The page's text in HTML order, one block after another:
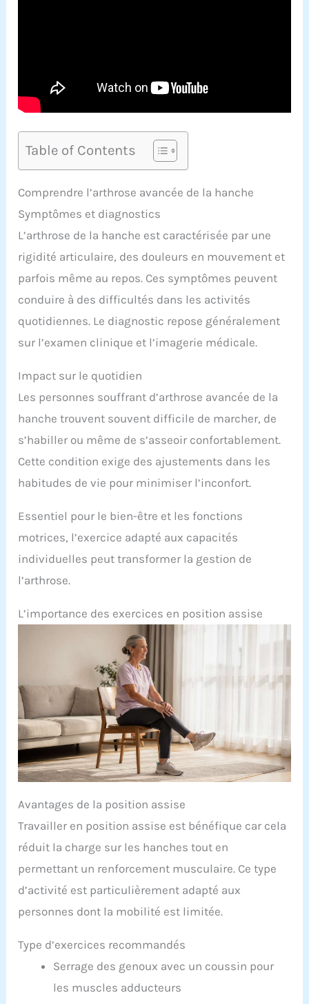
Table of Contents
Comprendre l’arthrose avancée de la hanche
Symptômes et diagnostics
L’arthrose de la hanche est caractérisée par une
rigidité articulaire, des douleurs en mouvement et
parfois même au repos. Ces symptômes peuvent
conduire à des difficultés dans les activités
quotidiennes. Le diagnostic repose généralement
sur l’examen clinique et l’imagerie médicale.
Impact sur le quotidien
Les personnes souffrant d’arthrose avancée de la
hanche trouvent souvent difficile de marcher, de
s’habiller ou même de s’asseoir confortablement.
Cette condition exige des ajustements dans les
habitudes de vie pour minimiser l’inconfort.
Essentiel pour le bien-être et les fonctions
motrices, l’exercice adapté aux capacités
individuelles peut transformer la gestion de
l’arthrose.
L’importance des exercices en position assise
Avantages de la position assise
Travailler en position assise est bénéfique car cela
réduit la charge sur les hanches tout en
permettant un renforcement musculaire. Ce type
d’activité est particulièrement adapté aux
personnes dont la mobilité est limitée.
Type d’exercices recommandés
Serrage des genoux avec un coussin pour
les muscles adducteurs